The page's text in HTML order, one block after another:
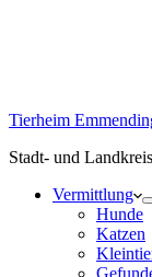
Tierheim
Stadt- und
Vermittlung
Hunde
Katzen